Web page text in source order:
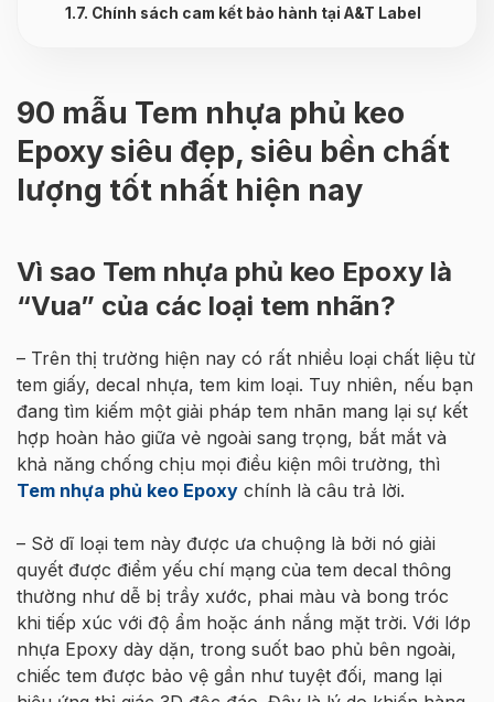
Chính sách cam kết bảo hành tại A&T Label
90 mẫu Tem nhựa phủ keo
Epoxy siêu đẹp, siêu bền chất
lượng tốt nhất hiện nay
Vì sao Tem nhựa phủ keo Epoxy là
“Vua” của các loại tem nhãn?
– Trên thị trường hiện nay có rất nhiều loại chất liệu từ
tem giấy, decal nhựa, tem kim loại. Tuy nhiên, nếu bạn
đang tìm kiếm một giải pháp tem nhãn mang lại sự kết
hợp hoàn hảo giữa vẻ ngoài sang trọng, bắt mắt và
khả năng chống chịu mọi điều kiện môi trường, thì
Tem nhựa phủ keo Epoxy chính là câu trả lời.
– Sở dĩ loại tem này được ưa chuộng là bởi nó giải
quyết được điểm yếu chí mạng của tem decal thông
thường như dễ bị trầy xước, phai màu và bong tróc
khi tiếp xúc với độ ẩm hoặc ánh nắng mặt trời. Với lớp
nhựa Epoxy dày dặn, trong suốt bao phủ bên ngoài,
chiếc tem được bảo vệ gần như tuyệt đối, mang lại